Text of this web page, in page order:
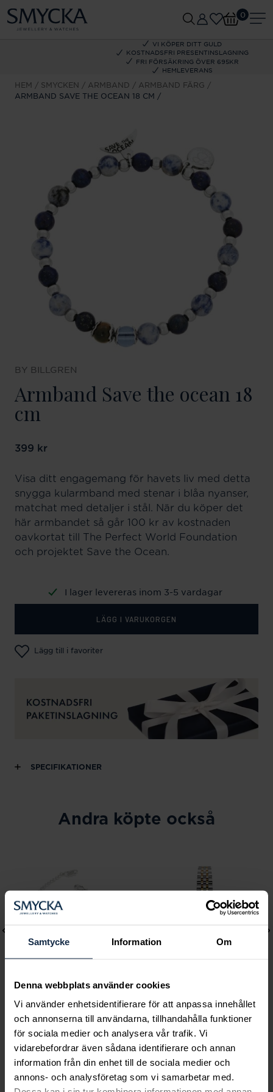
Samtycke Information Om
Denna webbplats använder cookies
Vi använder enhetsidentifierare för att anpassa innehållet
och annonserna till användarna, tillhandahålla funktioner
för sociala medier och analysera vår trafik. Vi
vidarebefordrar även sådana identifierare och annan
information från din enhet till de sociala medier och
annons- och analysföretag som vi samarbetar med.
VI KÖPER DITT GULD
KOSTNADSFRI PRESENTINSLAGNING
FRI FÖRSÄKRING ÖVER 695KR
HEMLEVERANS
0
HEM SMYCKEN ARMBAND
ARMBAND FÄRG
ARMBAND SAVE THE OCEAN 18 CM
BY BILLGREN
Armband Save the ocean 18
cm
Pris :399 kr
399 kr
Visa ditt engagemang för havets liv med detta
snygga kularmband med stenar i blåa nyanser,
matchat med detaljer i stål. När du köper det
här armbandet så går 100 kr av kostnaden
oavkortat till The Perfect World Foundation
och projektet Save the Ocean.
I lager levereras inom 3-5 vardagar
LÄGG I VARUKORGEN
Lägg till i favoriter
SPECIFIKATIONER
Andra köpte också
Lily and Rose
Ivory
Pris:349 kr
349 kr
Mockberg
Royal Watch 28 mm
Pris: 2 399 kr
2 399 kr